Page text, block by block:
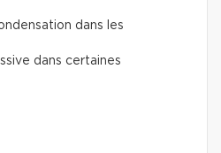
dans les
dans certaines